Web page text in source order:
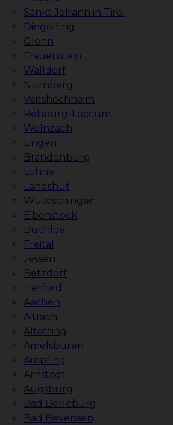
Sankt Johann in Tirol
Dingolfing
Glonn
Frauenstein
Walldorf
Nürnberg
Veitshöchheim
Rehburg-Loccum
Wolnzach
Lingen
Brandenburg
Lohne
Landshut
Wutöschingen
Eibenstock
Buchloe
Freital
Jessen
Betzdorf
Herford
Aachen
Aitrach
Altötting
Amelsbüren
Ampfing
Arnstadt
Augsburg
Bad Berleburg
Bad Bevensen